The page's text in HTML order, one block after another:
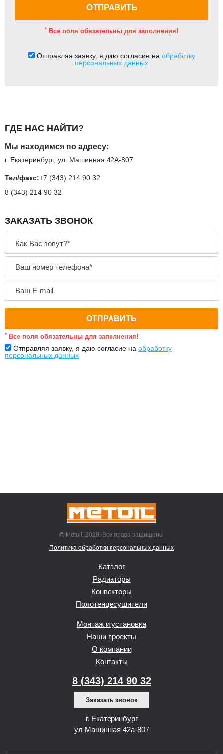
* Все поля обязательны для заполнения!
Отправляя заявку, я даю согласие на обработку
персональных данных
ГДЕ НАС НАЙТИ?
Мы находимся по адресу:
г. Екатеринбург, ул. Машинная 42А-807
Тел/факс:+7 (343) 214 90 32
8 (343) 214 90 32
ЗАКАЗАТЬ ЗВОНОК
* Все поля обязательны для заполнения!
Отправляя заявку, я даю согласие на обработку
персональных данных
Metoil, 2020. Все права защищены
Политика обработки персональных данных
Каталог
Радиаторы
Конвекторы
Полотенцесушители
Монтаж и установка
Наши проекты
О компании
Контакты
8 (343) 214 90 32
Заказать звонок
г. Екатеринбург
ул Машинная 42а-807